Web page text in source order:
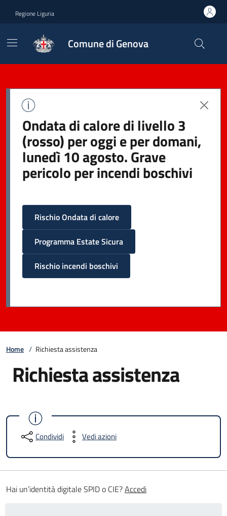
Regione Liguria
Comune di Genova
Ondata di calore di livello 3
(rosso) per oggi e per domani,
lunedì 10 agosto. Grave
pericolo per incendi boschivi
Rischio Ondata di calore
Programma Estate Sicura
Rischio incendi boschivi
Home / Richiesta assistenza
Richiesta assistenza
Condividi Vedi azioni
Hai un’identità digitale SPID o CIE?Accedi